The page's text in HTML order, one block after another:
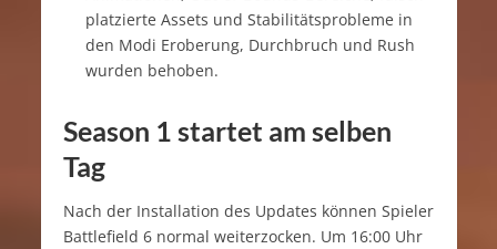
platzierte Assets und Stabilitätsprobleme in
den Modi Eroberung, Durchbruch und Rush
wurden behoben.
Season 1 startet am selben
Tag
Nach der Installation des Updates können Spieler
Battlefield 6 normal weiterzocken. Um 16:00 Uhr